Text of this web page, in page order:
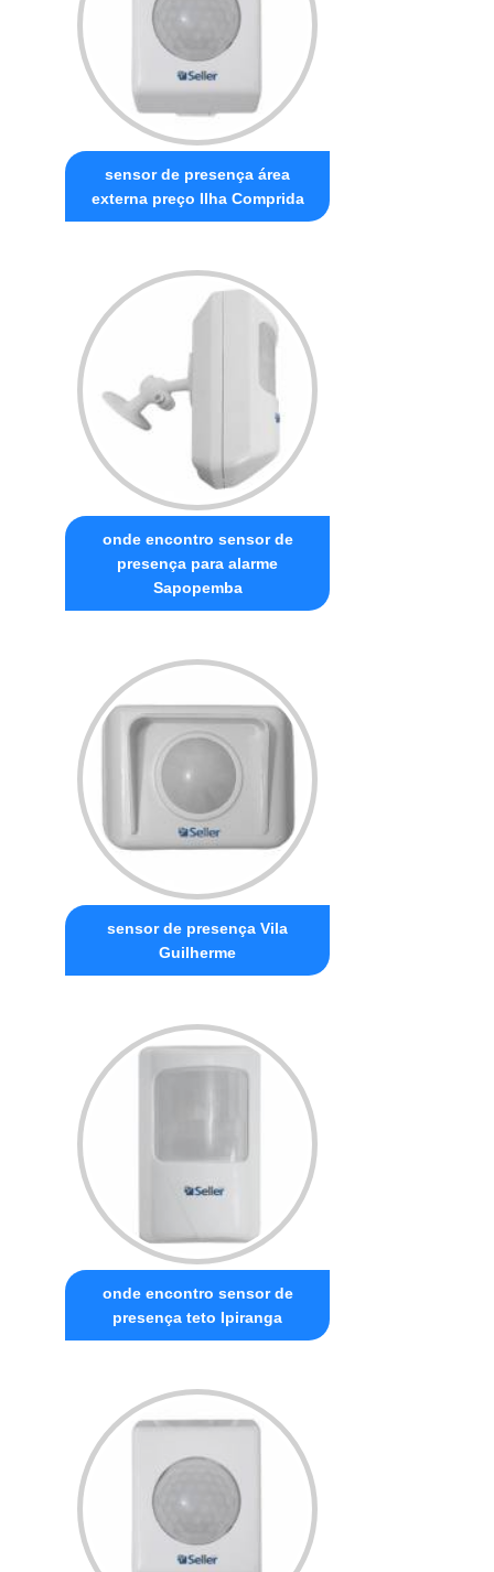
sensor de presença área
externa preço Ilha Comprida
onde encontro sensor de
presença para alarme
Sapopemba
sensor de presença Vila
Guilherme
onde encontro sensor de
presença teto Ipiranga